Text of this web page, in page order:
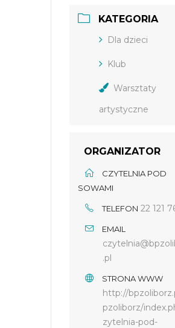
KATEGORIA
Dla dzieci
Klub
Warsztaty
artystyczne
ORGANIZATOR
CZYTELNIA POD
SOWAMI
TELEFON 22 121
EMAIL
.pl
STRONA WWW
http://
pzoliborz/
zytelnia-pod-